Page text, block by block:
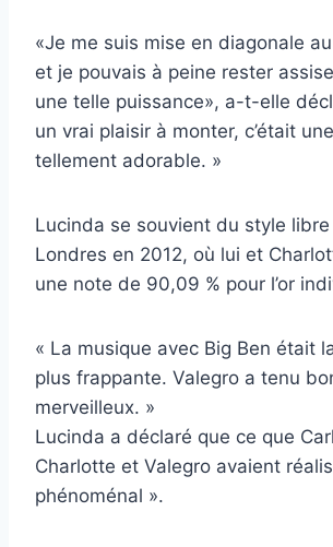
«Je me suis mise en diagonale
et je pouvais à peine rester
une telle puissance», a-t-elle
un vrai plaisir à monter, c’était
tellement adorable. »
Lucinda se souvient du style
Londres en 2012, où lui et
une note de 90,09 % pour l’or
« La musique avec Big Ben était
plus frappante. Valegro a tenu
merveilleux. »
Lucinda a déclaré que ce que
Charlotte et Valegro avaient
phénoménal ».